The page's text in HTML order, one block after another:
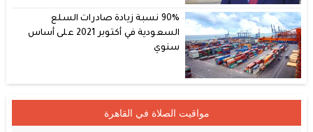
90% نسبة زيادة صادرات السلع
السعودية في أكتوبر 2021 على أساس
سنوي